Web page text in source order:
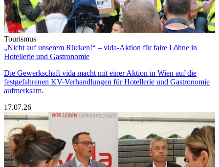
Tourismus
„Nicht auf unserem Rücken!“ – vida-Aktion für faire Löhne in
Hotellerie und Gastronomie
Die Gewerkschaft vida macht mit einer Aktion in Wien auf die
festgefahrenen KV-Verhandlungen für Hotellerie und Gastronomie
aufmerksam.
17.07.26